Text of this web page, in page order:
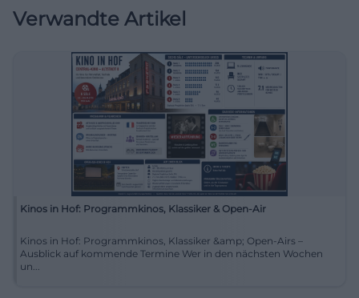
Verwandte Artikel
Kinos in Hof: Programmkinos, Klassiker & Open-Air
Kinos in Hof: Programmkinos, Klassiker &amp; Open-Airs –
Ausblick auf kommende Termine Wer in den nächsten Wochen
un...